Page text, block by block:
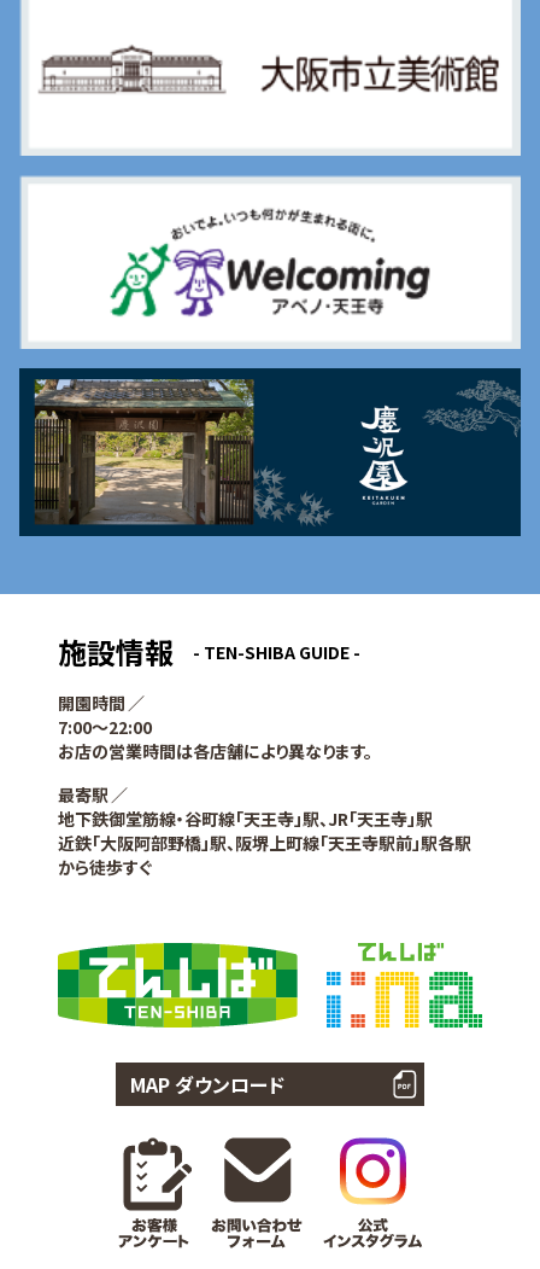
施設情報 - TEN-SHIBA GUIDE -
開園時間
7:00〜22:00
お店の営業時間は各店舗により異なります。
最寄駅
地下鉄御堂筋線・谷町線「天王寺」駅、JR「天王寺」駅
近鉄「大阪阿部野橋」駅、阪堺上町線「天王寺駅前」駅各駅
から徒歩すぐ
MAP ダウンロード